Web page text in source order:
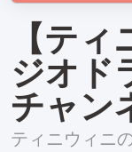
【テ
ジオド
チャン
ティニウィニ